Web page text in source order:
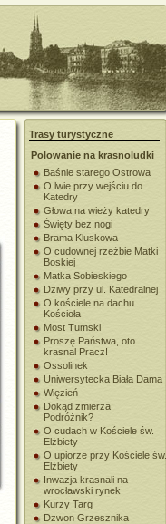
Trasy turystyczne
Polowanie na krasnoludki
Baśnie starego Ostrowa
O lwie przy wejściu do
Katedry
Głowa na wieży katedry
Święty bez nogi
Brama Kluskowa
O cudownej rzeźbie Matki
Boskiej
Matka Sobieskiego
Dziwy przy ul. Katedralnej
O kościele na dachu
Kościoła
Most Tumski
Proszę Państwa, oto
krasnal Pracz!
Ossolinek
Uniwersytecka Biała Dama
Więzień
Dokąd zmierza
Podróżnik?
O cudach w Kościele św.
Elżbiety
O upiorze przy Kościele św.
Elżbiety
Inwazja krasnali na
wrocławski rynek
Kurzy Targ
Dzwon Grzesznika